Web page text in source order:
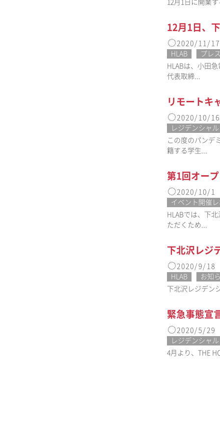
12月1日に開業
12月1日、
2020/11/17
HLAB
プレ
HLABは、小田
代表取締...
リモートキ
2020/10/16
レジデンシャ
この度のパンデ
籍する学生...
第1回オー
2020/10/1
イベント開催
HLABでは、下
ただくため...
下北沢レジ
2020/9/18
HLAB
お知
下北沢レジデン
緊急事態宣
2020/5/29
レジデンシャ
4月より、THE